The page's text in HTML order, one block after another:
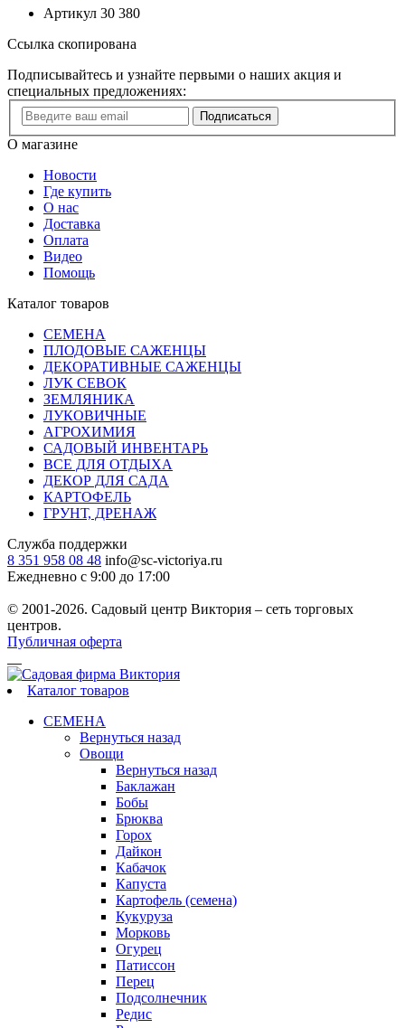
Артикул 30 380
Ссылка скопирована
Подписывайтесь и узнайте первыми о наших акция и
специальных предложениях:
Подписаться
О магазине
Новости
Где купить
О нас
Доставка
Оплата
Видео
Помощь
Каталог товаров
СЕМЕНА
ПЛОДОВЫЕ САЖЕНЦЫ
ДЕКОРАТИВНЫЕ САЖЕНЦЫ
ЛУК СЕВОК
ЗЕМЛЯНИКА
ЛУКОВИЧНЫЕ
АГРОХИМИЯ
САДОВЫЙ ИНВЕНТАРЬ
ВСЕ ДЛЯ ОТДЫХА
ДЕКОР ДЛЯ САДА
КАРТОФЕЛЬ
ГРУНТ, ДРЕНАЖ
Служба поддержки
8 351 958 08 48 info@sc-victoriya.ru
Ежедневно с 9:00 до 17:00
© 2001-2026. Садовый центр Виктория – сеть торговых
центров.
Публичная оферта
Каталог товаров
СЕМЕНА
Вернуться назад
Овощи
Вернуться назад
Баклажан
Бобы
Брюква
Горох
Дайкон
Кабачок
Капуста
Картофель (семена)
Кукуруза
Морковь
Огурец
Патиссон
Перец
Подсолнечник
Редис